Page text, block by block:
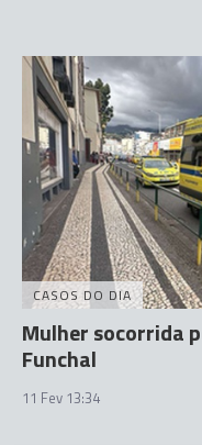
CASOS DO DIA
Mulher socorrida
Funchal
11 Fev 13:34